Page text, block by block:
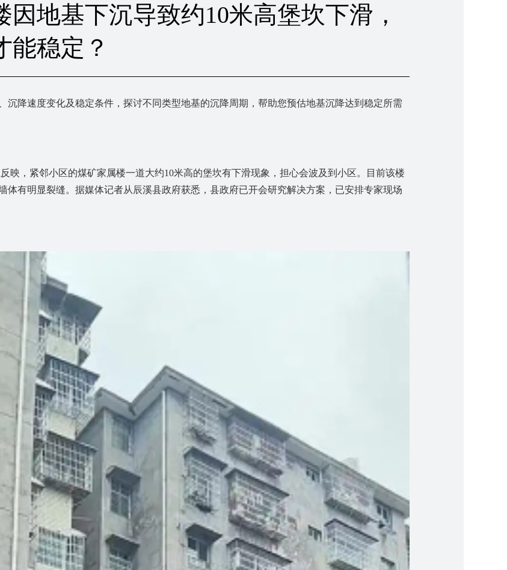
地基下沉导致约10米高堡坎下滑，
能稳定？
沉降速度变化及稳定条件，探讨不同类型地基的沉降周期，帮助您预估地基沉降达到稳定所需
映，紧邻小区的煤矿家属楼一道大约10米高的堡坎有下滑现象 ，担心会波及到小区。
目前该楼
体有明显裂缝。 据媒体记者从辰溪县政府获悉，县政府已开会研究解决方案，已安排专家现场